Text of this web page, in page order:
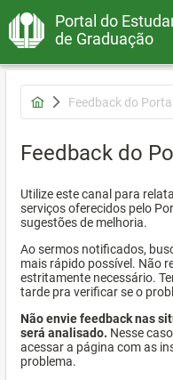
Portal do
de Graduação
Feedback do
Feedback do
Utilize este canal para
serviços oferecidos pelo
sugestões de melhoria.
Ao sermos notificados,
mais rápido possível. Não
estritamente necessário.
tarde pra verificar se o
Não envie feedback nas
será analisado. Nesse
acessar a página com as
problema.